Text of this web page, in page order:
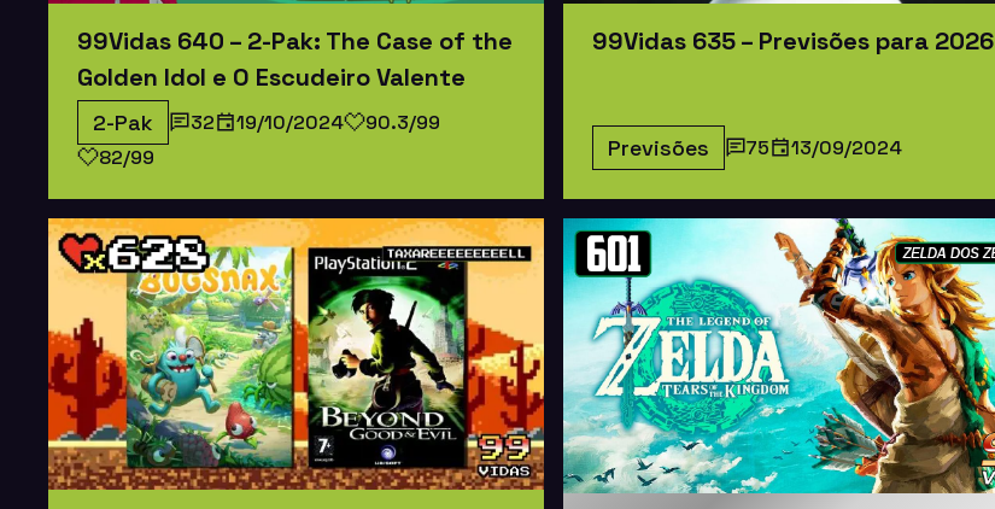
99Vidas 640 – 2-Pak: The Case of the
Golden Idol e O Escudeiro Valente
2-Pak 32 19/10/2024
90.3/99
82/99
99Vidas 635 – Previsões para 2026
Previsões 75 13/09/2024